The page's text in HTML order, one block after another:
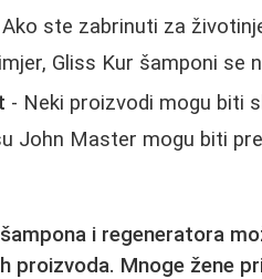
ste zabrinuti za
Gliss Kur šamponi se
- Neki proizvodi mogu biti
John Master mogu biti
i regeneratora
proizvoda. Mnoge žene